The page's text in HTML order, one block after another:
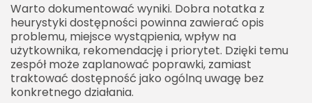
Warto dokumentować wyniki. Dobra notatka z
heurystyki dostępności powinna zawierać opis
problemu, miejsce wystąpienia, wpływ na
użytkownika, rekomendację i priorytet. Dzięki temu
zespół może zaplanować poprawki, zamiast
traktować dostępność jako ogólną uwagę bez
konkretnego działania.